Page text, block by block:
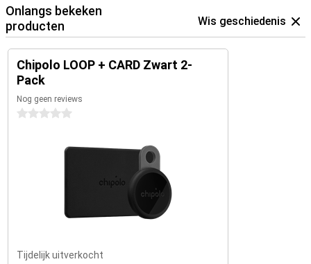
werken feilloos met Apple Find My en Android Find Hub. Zo kun je je
spullen makkelijk terugvinden op de kaart, ze laten overgaan of de
laatst bekende locatie bekijken. En via de Chipolo-app gebruik je
Onlangs bekeken
producten
Wis geschiedenis
Chipolo LOOP + CARD Zwart 2-
Pack
Nog geen reviews
0 sterren
Tijdelijk uitverkocht